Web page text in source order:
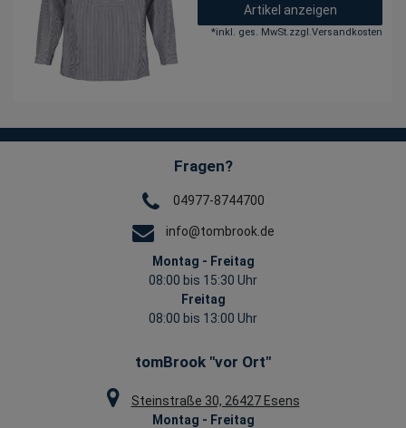
Artikel anzeigen
*inkl. ges. MwSt.zzgl.Versandkosten
Fragen?
04977-8744700
info@tombrook.de
Montag - Freitag
08:00 bis 15:30 Uhr
Freitag
08:00 bis 13:00 Uhr
tomBrook "vor Ort"
Steinstraße 30, 26427 Esens
Montag - Freitag